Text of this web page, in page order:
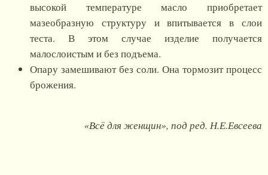
высокой температуре масло приобретает
мазеобразную структуру и впитывается в слои
теста. В этом случае изделие получается
малослоистым и без подъема.
Опару замешивают без соли. Она тормозит процесс
брожения.
«Всё для женщин», под ред. Н.Е.Евсеева